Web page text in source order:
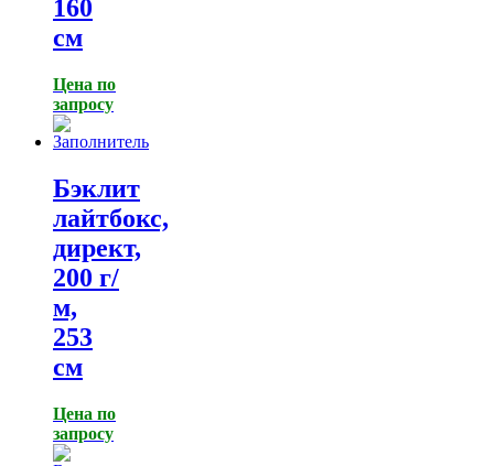
160
см
Цена по
запросу
Бэклит
лайтбокс,
директ,
200 г/
м,
253
см
Цена по
запросу